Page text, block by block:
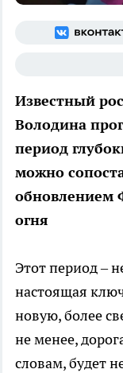
Известный
Володина
период
можно
обновлением
огня
Этот период –
настоящая
новую, более
не менее,
словам, будет